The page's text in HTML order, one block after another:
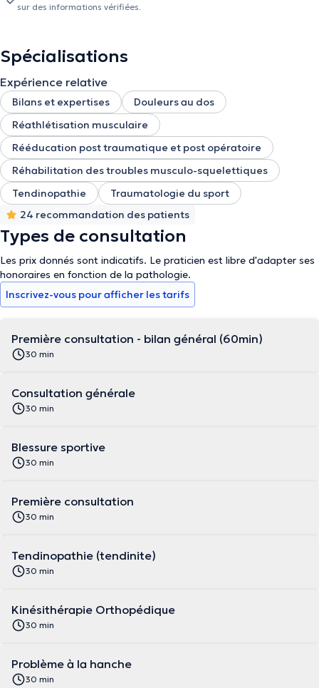
sur des informations vérifiées.
Spécialisations
Expérience relative
Bilans et expertises
Douleurs au dos
Réathlétisation musculaire
Rééducation post traumatique et post opératoire
Réhabilitation des troubles musculo-squelettiques
Tendinopathie
Traumatologie du sport
24 recommandation des patients
Types de consultation
Les prix donnés sont indicatifs. Le praticien est libre d'adapter ses
honoraires en fonction de la pathologie.
Inscrivez-vous pour afficher les tarifs
Première consultation - bilan général (60min)
30 min
Consultation générale
30 min
Blessure sportive
30 min
Première consultation
30 min
Tendinopathie (tendinite)
30 min
Kinésithérapie Orthopédique
30 min
Problème à la hanche
30 min